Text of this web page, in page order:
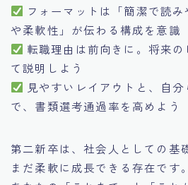
フォーマットは「簡潔で読
や柔軟性」が伝わる構成を意識
転職理由は前向きに。将来
て説明しよう
見やすいレイアウトと、自
で、書類選考通過率を高めよう
第二新卒は、社会人としての基
まだ柔軟に成長できる存在です。